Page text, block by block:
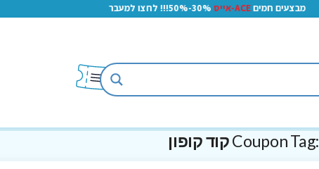
מבצעים חמיםACE-אייס 30%-50%!!! לחצו למעבר
Coupon Tag: